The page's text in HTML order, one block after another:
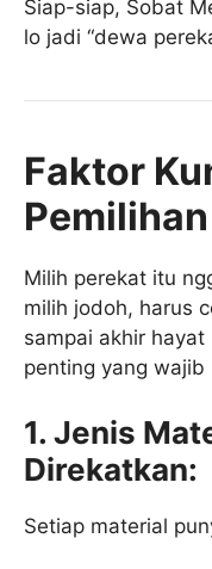
Siap-siap, Sobat
lo jadi “dewa
Faktor
Milih perekat itu
milih jodoh, harus
sampai akhir
penting yang wajib
1. Jenis
Direkatkan:
Setiap material